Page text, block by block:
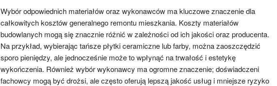
Wybór odpowiednich materiałów oraz wykonawców ma kluczowe znaczenie dla
całkowitych kosztów generalnego remontu mieszkania. Koszty materiałów
budowlanych mogą się znacznie różnić w zależności od ich jakości oraz producenta.
Na przykład, wybierając tańsze płytki ceramiczne lub farby, można zaoszczędzić
sporo pieniędzy, ale jednocześnie może to wpłynąć na trwałość i estetykę
wykończenia. Również wybór wykonawcy ma ogromne znaczenie; doświadczeni
fachowcy mogą być drożsi, ale często oferują lepszą jakość usług i mniejsze ryzyko